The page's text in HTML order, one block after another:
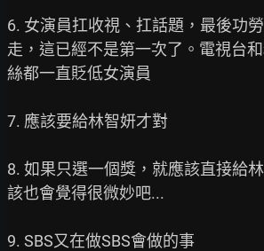
6. 女演員扛收視、扛話題，最後功
走，這已經不是第一次了。電視台
絲都一直貶低女演員
7. 應該要給林智妍才對
8. 如果只選一個獎，就應該直接給
該也會覺得很微妙吧...
9. SBS又在做SBS會做的事